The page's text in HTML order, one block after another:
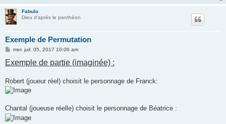
Fabulo
Dieu d'après le panthéon
Exemple de Permutation
M
s
s
g
e
mer. juil. 05, 2017 10:06 am
Exemple de partie (imaginée) :
Robert (joueur réel) choisit le personnage de Franck:
Chantal (joueuse réelle) choisit le personnage de Béatrice :